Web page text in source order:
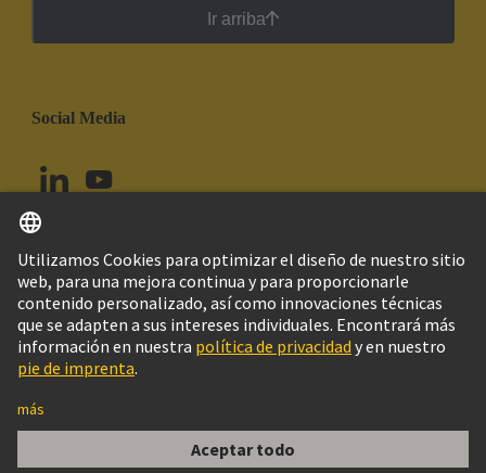
Ir arriba
Social Media
Colombia Español
© Grupo Tecnológico HARTING
Imprint
Aviso Legal WebInformación al cliente